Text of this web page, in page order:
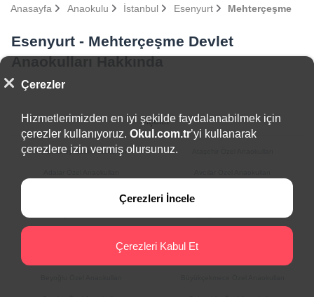
Anasayfa Anaokulu İstanbul Esenyurt Mehterçeşme
Esenyurt - Mehterçeşme Devlet
Anaokulları Hakkında
İlçeler
Arnavutköy Özel Anaokulları
Bağcılar Özel Anaokulları Bahçelievler Özel Anaokulları
Çerezler
Hizmetlerimizden en iyi şekilde faydalanabilmek için
çerezler kullanıyoruz. Okul.com.tr’yi kullanarak
çerezlere izin vermiş olursunuz.
Çerezleri İncele
Çerezleri Kabul Et